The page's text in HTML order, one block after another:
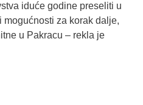
iduće godine preseliti u
mogućnosti za korak dalje,
u Pakracu – rekla je